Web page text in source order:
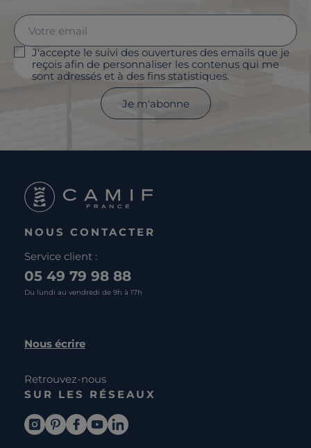
J'accepte le suivi des ouvertures des emails que je
reçois afin de personnaliser les contenus qui me
sont adressés et à des fins statistiques.
Je m'abonne
NOUS CONTACTER
Service client :
05 49 79 98 88
Du lundi au vendredi de 9h à 17h
Nous écrire
Retrouvez-nous
SUR LES RÉSEAUX